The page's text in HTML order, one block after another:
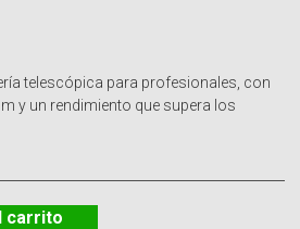
telescópica para profesionales, con
y un rendimiento que supera los
carrito